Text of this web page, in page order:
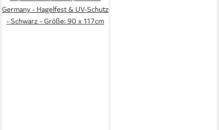
Germany - Hagelfest & UV-Schutz
- Schwarz - Größe: 90 x 117cm